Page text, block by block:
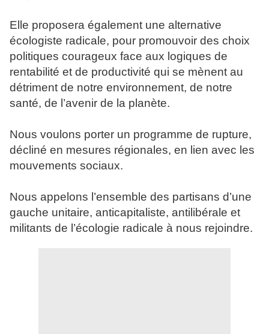
Elle proposera également une alternative
écologiste radicale, pour promouvoir des choix
politiques courageux face aux logiques de
rentabilité et de productivité qui se mènent au
détriment de notre environnement, de notre
santé, de l’avenir de la planète.
Nous voulons porter un programme de rupture,
décliné en mesures régionales, en lien avec les
mouvements sociaux.
Nous appelons l’ensemble des partisans d’une
gauche unitaire, anticapitaliste, antilibérale et
militants de l’écologie radicale à nous rejoindre.